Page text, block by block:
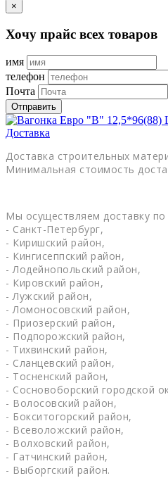
×
Хочу прайс всех товаров
имя
телефон
Почта
Отправить
Доставка
Доставка строительных
Минимальная стоимость
Мы осуществляем доставку
- Санкт-Петербург,
- Киришский район,
- Кингисеппский район,
- Лодейнопольский район,
- Кировский район,
- Лужский район,
- Ломоносовский район,
- Приозерский район,
- Подпорожский район,
- Тихвинский район,
- Сланцевский район,
- Тосненский район,
- Сосновоборский городской
- Волосовский район,
- Бокситогорский район,
- Всеволожский район,
- Волховский район,
- Гатчинский район,
- Выборгский район.